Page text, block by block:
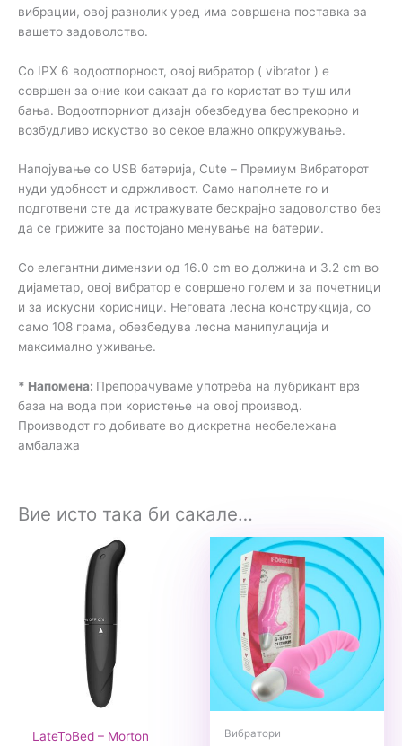
вибрации, овој разнолик уред има совршена поставка за
вашето задоволство.
Со IPX 6 водоотпорност, овој вибратор ( vibrator ) е
совршен за оние кои сакаат да го користат во туш или
бања. Водоотпорниот дизајн обезбедува беспрекорно и
возбудливо искуство во секое влажно опкружување.
Напојување со USB батерија, Cute – Премиум Вибраторот
нуди удобност и одржливост. Само наполнете го и
подготвени сте да истражувате бескрајно задоволство без
да се грижите за постојано менување на батерии.
Со елегантни димензии од 16.0 cm во должина и 3.2 cm во
дијаметар, овој вибратор е совршено голем и за почетници
и за искусни корисници. Неговата лесна конструкција, со
само 108 грама, обезбедува лесна манипулација и
максимално уживање.
* Напомена: Препорачуваме употреба на лубрикант врз
база на вода при користење на овој производ.
Производот го добивате во дискретна необележана
амбалажа
Вие исто така би сакале…
LateToBed – Morton Вибратори